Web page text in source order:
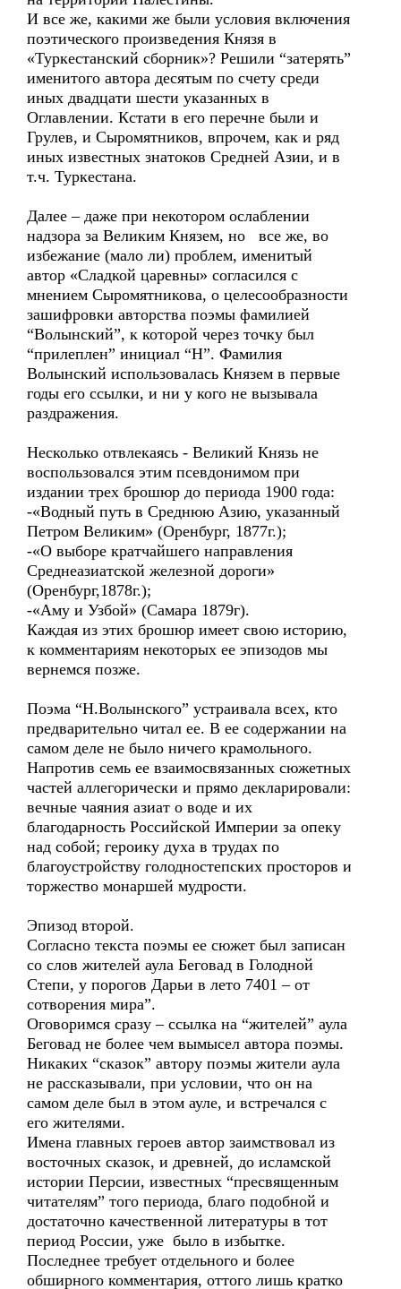
И все же, какими же были условия включения
поэтического произведения Князя в
«Туркестанский сборник»? Решили “затерять”
именитого автора десятым по счету среди
иных двадцати шести указанных в
Оглавлении. Кстати в его перечне были и
Грулев, и Сыромятников, впрочем, как и ряд
иных известных знатоков Средней Азии, и в
т.ч. Туркестана.
Далее – даже при некотором ослаблении
надзора за Великим Князем, но все же, во
избежание (мало ли) проблем, именитый
автор «Сладкой царевны» согласился с
мнением Сыромятникова, о целесообразности
зашифровки авторства поэмы фамилией
“Волынский”, к которой через точку был
“прилеплен” инициал “Н”. Фамилия
Волынский использовалась Князем в первые
годы его ссылки, и ни у кого не вызывала
раздражения.
Несколько отвлекаясь - Великий Князь не
воспользовался этим псевдонимом при
издании трех брошюр до периода 1900 года:
-«Водный путь в Среднюю Азию, указанный
Петром Великим» (Оренбург, 1877г.);
-«О выборе кратчайшего направления
Среднеазиатской железной дороги»
(Оренбург,1878г.);
-«Аму и Узбой» (Самара 1879г).
Каждая из этих брошюр имеет свою историю,
к комментариям некоторых ее эпизодов мы
вернемся позже.
Поэма “Н.Волынского” устраивала всех, кто
предварительно читал ее. В ее содержании на
самом деле не было ничего крамольного.
Напротив семь ее взаимосвязанных сюжетных
частей аллегорически и прямо декларировали:
вечные чаяния азиат о воде и их
благодарность Российской Империи за опеку
над собой; героику духа в трудах по
благоустройству голодностепских просторов и
торжество монаршей мудрости.
Эпизод второй.
Согласно текста поэмы ее сюжет был записан
со слов жителей аула Беговад в Голодной
Степи, у порогов Дарьи в лето 7401 – от
сотворения мира”.
Оговоримся сразу – ссылка на “жителей” аула
Беговад не более чем вымысел автора поэмы.
Никаких “сказок” автору поэмы жители аула
не рассказывали, при условии, что он на
самом деле был в этом ауле, и встречался с
его жителями.
Имена главных героев автор заимствовал из
восточных сказок, и древней, до исламской
истории Персии, известных “пресвященным
читателям” того периода, благо подобной и
достаточно качественной литературы в тот
период России, уже было в избытке.
Последнее требует отдельного и более
обширного комментария, оттого лишь кратко